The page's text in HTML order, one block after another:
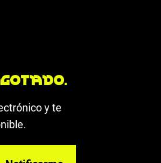
y te